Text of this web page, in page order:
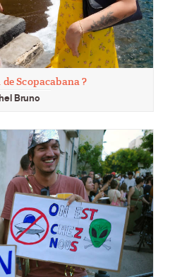
Scopacabana ?
Bruno